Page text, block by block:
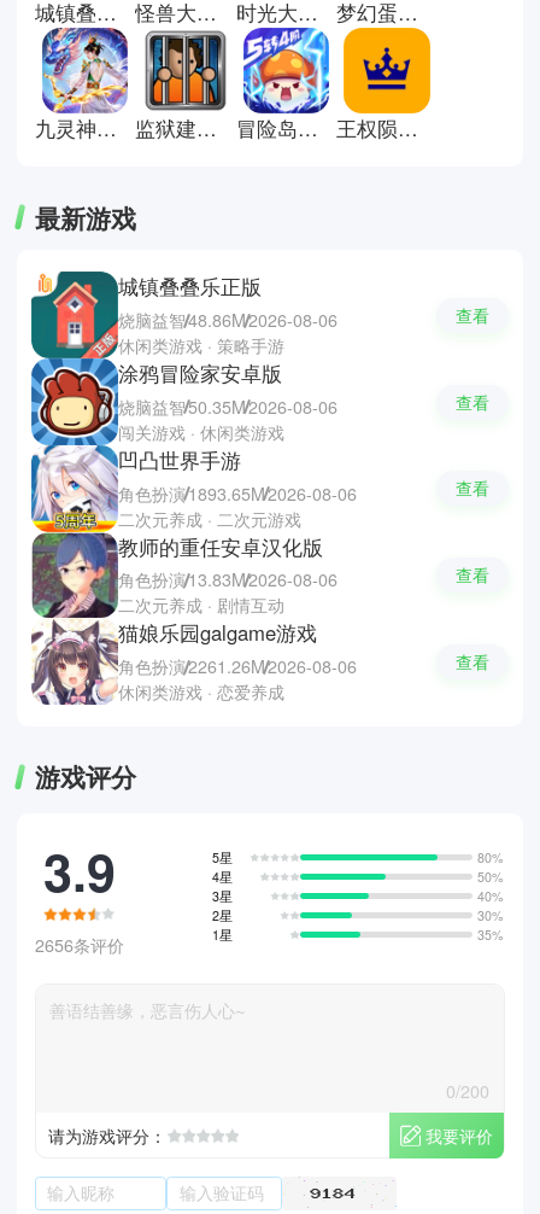
耀小镇派对，石器时代生存和光合
战队。
城镇叠叠乐正版 怪兽大作战正版 时光大爆炸国际服 梦幻蛋糕店官方正版
九灵神域手游 监狱建筑师完整版 冒险岛枫之传说中文版 王权陨落手机版
最新游戏
城镇叠叠乐正版
烧脑益智48.86M2026-08-06
休闲类游戏 · 策略手游
查看
涂鸦冒险家安卓版
烧脑益智50.35M2026-08-06
闯关游戏 · 休闲类游戏
查看
凹凸世界手游
角色扮演1893.65M2026-08-06
二次元养成 · 二次元游戏
查看
教师的重任安卓汉化版
角色扮演13.83M2026-08-06
二次元养成 · 剧情互动
查看
猫娘乐园galgame游戏
角色扮演2261.26M2026-08-06
休闲类游戏 · 恋爱养成
查看
游戏评分
3.9
2656条评价
5星
80%
4星
50%
3星
40%
2星
30%
1星
35%
0/200
请为游戏评分：
我要评价